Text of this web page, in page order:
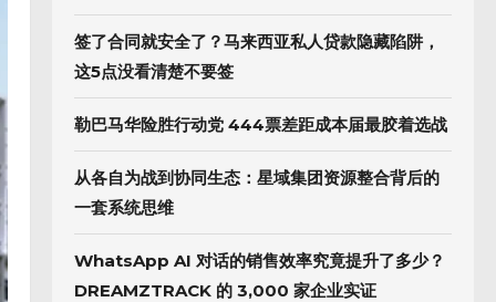
签了合同就安全了？马来西亚私人贷款隐藏陷阱，
这5点没看清楚不要签
勒巴马华险胜行动党 444票差距成本届最胶着选战
从各自为战到协同生态：星域集团资源整合背后的
一套系统思维
WhatsApp AI 对话的销售效率究竟提升了多少？
DREAMZTRACK 的 3,000 家企业实证